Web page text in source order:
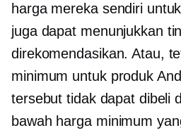
harga mereka sendiri
juga dapat menunjukkan
direkomendasikan. Atau,
minimum untuk produk
tersebut tidak dapat dibeli
bawah harga minimum